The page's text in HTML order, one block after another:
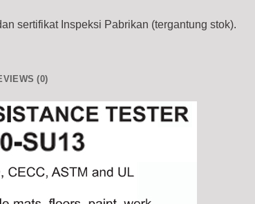
sertifikat Inspeksi Pabrikan (tergantung stok).
(0)